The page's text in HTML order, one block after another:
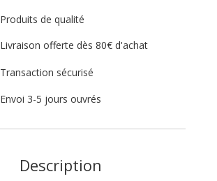
Produits de qualité
Livraison offerte dès 80€ d'achat
Transaction sécurisé
Envoi 3-5 jours ouvrés
Description